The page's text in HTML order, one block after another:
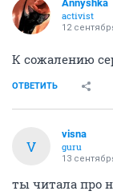
Annyshka
activist
12
К сожалению
ОТВЕТИТЬ
V
visna
guru
13
ты читала про